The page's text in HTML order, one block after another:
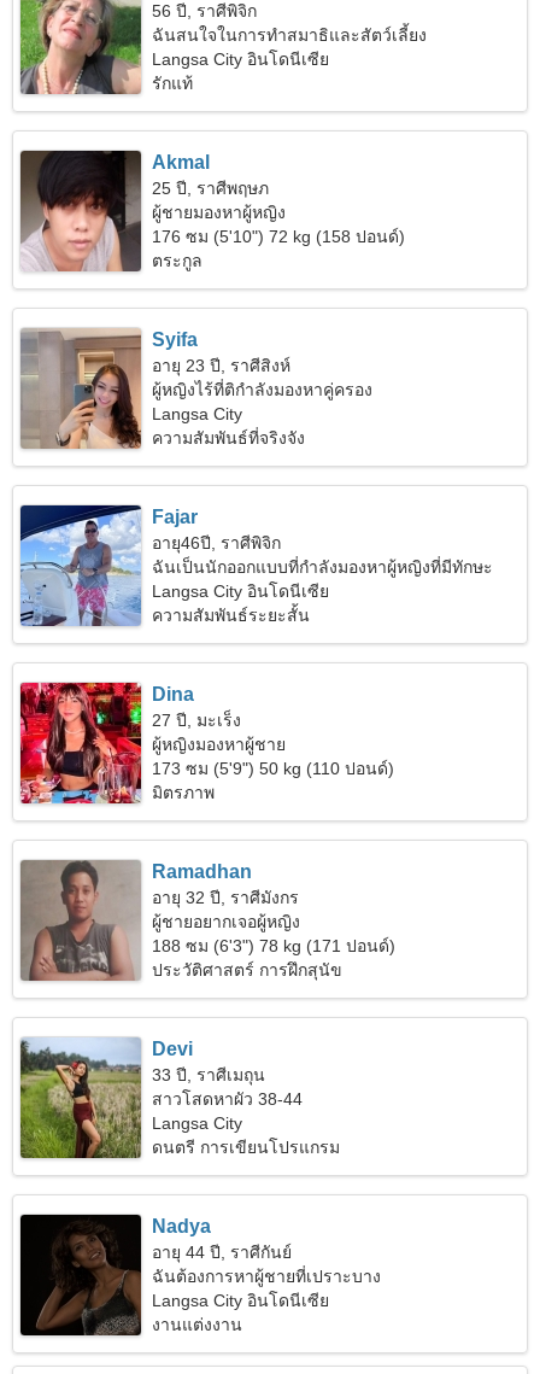
56 ปี, ราศีพิจิก
ฉันสนใจในการทำสมาธิและสัตว์เลี้ยง
Langsa City อินโดนีเซีย
รักแท้
Akmal
25 ปี, ราศีพฤษภ
ผู้ชายมองหาผู้หญิง
176 ซม (5'10") 72 kg (158 ปอนด์)
ตระกูล
Syifa
อายุ 23 ปี, ราศีสิงห์
ผู้หญิงไร้ที่ติกำลังมองหาคู่ครอง
Langsa City
ความสัมพันธ์ที่จริงจัง
Fajar
อายุ46ปี, ราศีพิจิก
ฉันเป็นนักออกแบบที่กำลังมองหาผู้หญิงที่มีทักษะ
Langsa City อินโดนีเซีย
ความสัมพันธ์ระยะสั้น
Dina
27 ปี, มะเร็ง
ผู้หญิงมองหาผู้ชาย
173 ซม (5'9") 50 kg (110 ปอนด์)
มิตรภาพ
Ramadhan
อายุ 32 ปี, ราศีมังกร
ผู้ชายอยากเจอผู้หญิง
188 ซม (6'3") 78 kg (171 ปอนด์)
ประวัติศาสตร์ การฝึกสุนัข
Devi
33 ปี, ราศีเมถุน
สาวโสดหาผัว 38-44
Langsa City
ดนตรี การเขียนโปรแกรม
Nadya
อายุ 44 ปี, ราศีกันย์
ฉันต้องการหาผู้ชายที่เปราะบาง
Langsa City อินโดนีเซีย
งานแต่งงาน